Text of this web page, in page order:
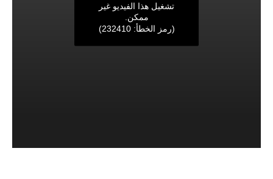
‏تشغيل هذا الفيديو غير
ممكن.
(‏رمز الخطأ: 232410)